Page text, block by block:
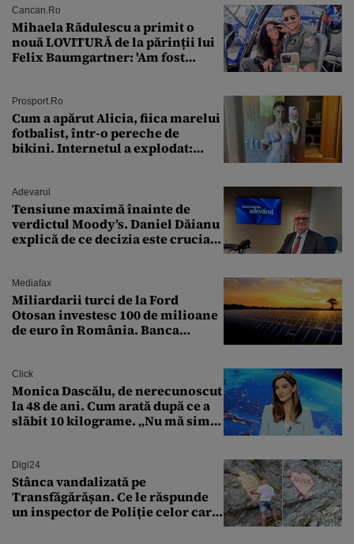
Cancan.ro
Mihaela Rădulescu a primit o
nouă LOVITURĂ de la părinții lui
Felix Baumgartner: 'Am fost
Prosport.ro
Cum a apărut Alicia, fiica marelui
fotbalist, într-o pereche de
bikini. Internetul a explodat:
Adevarul
Tensiune maximă înainte de
verdictul Moody’s. Daniel Dăianu
explică de ce decizia este crucială
Mediafax
Miliardarii turci de la Ford
Otosan investesc 100 de milioane
de euro în România. Banca
Click
Monica Dascălu, de nerecunoscut
la 48 de ani. Cum arată după ce a
slăbit 10 kilograme. „Nu mă simt
Digi24
Stânca vandalizată pe
Transfăgărășan. Ce le răspunde
un inspector de Poliție celor care